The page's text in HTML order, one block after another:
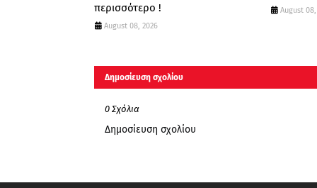
περισσότερο !
August 08, 2026
August
Δημοσίευση σχολίου
0 Σχόλια
Δημοσίευση σχολίου